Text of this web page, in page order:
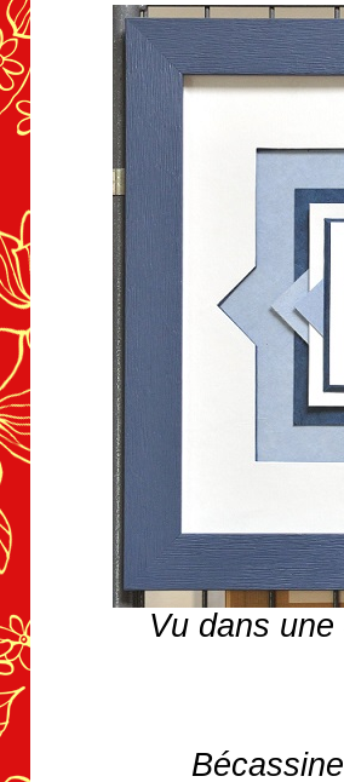
Vu dans une